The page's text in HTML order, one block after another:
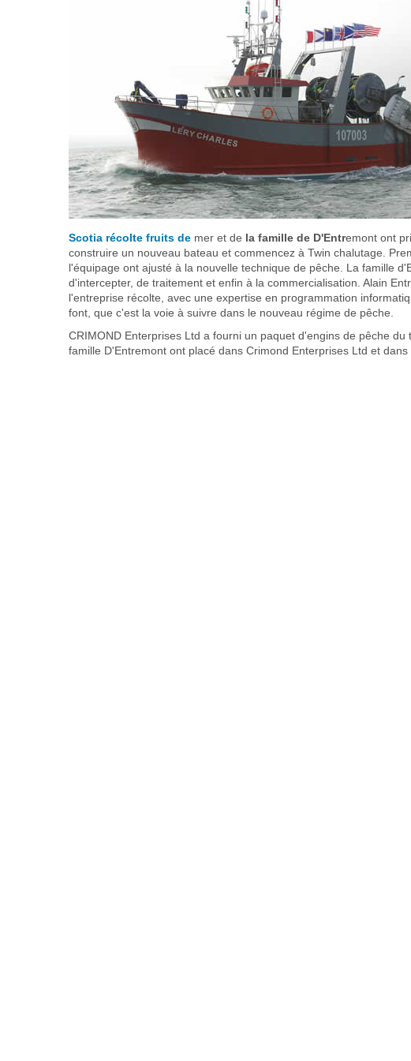
Scotia récolte fruits de mer et de la famille de D'Entremont ont
construire un nouveau bateau et commencez à Twin chalutage.
l'équipage ont ajusté à la nouvelle technique de pêche. La famille
d'intercepter, de traitement et enfin à la commercialisation. Alain
l'entreprise récolte, avec une expertise en programmation
font, que c'est la voie à suivre dans le nouveau régime de pêche.
CRIMOND Enterprises Ltd a fourni un paquet d'engins de pêche
famille D'Entremont ont placé dans Crimond Enterprises Ltd et